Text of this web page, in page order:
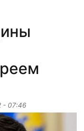
- 07:46